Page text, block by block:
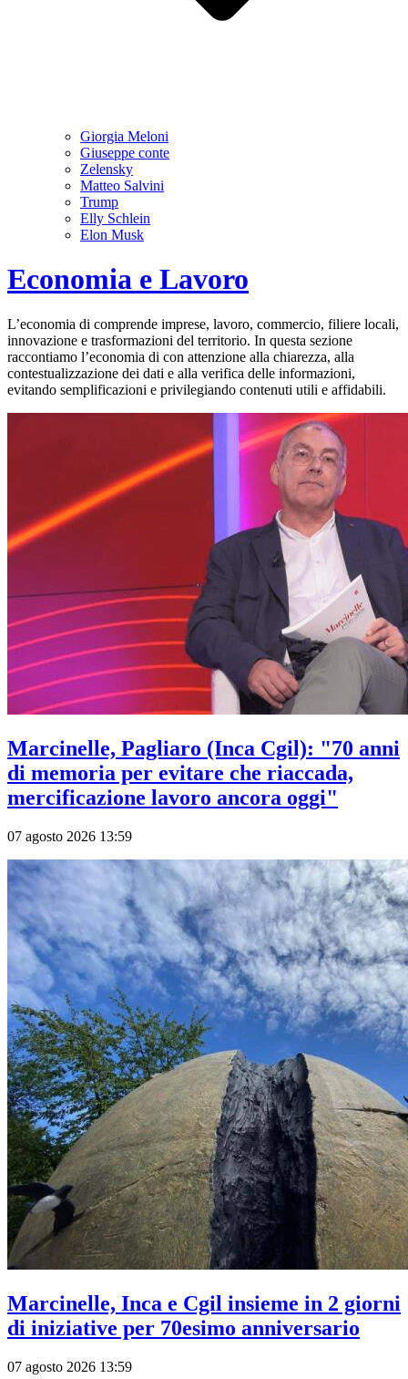
Giorgia Meloni
Giuseppe conte
Zelensky
Matteo Salvini
Trump
Elly Schlein
Elon Musk
Economia e Lavoro
L’economia di comprende imprese, lavoro, commercio, filiere locali,
innovazione e trasformazioni del territorio. In questa sezione
raccontiamo l’economia di con attenzione alla chiarezza, alla
contestualizzazione dei dati e alla verifica delle informazioni,
evitando semplificazioni e privilegiando contenuti utili e affidabili.
Marcinelle, Pagliaro (Inca Cgil): "70 anni
di memoria per evitare che riaccada,
mercificazione lavoro ancora oggi"
07 agosto 2026 13:59
Marcinelle, Inca e Cgil insieme in 2 giorni
di iniziative per 70esimo anniversario
07 agosto 2026 13:59